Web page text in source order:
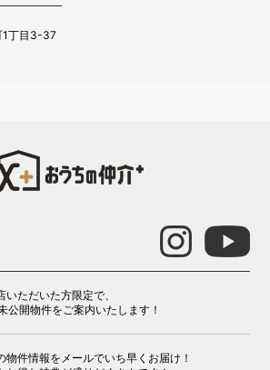
1丁目3-37
いただいた方限定で、
公開物件をご案内いたします！
物件情報をメールでいち早くお届け！